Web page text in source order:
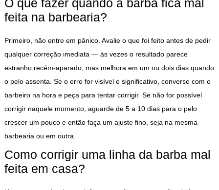
O que fazer quando a barba fica mal
feita na barbearia?
Primeiro, não entre em pânico. Avalie o que foi feito antes de pedir
qualquer correção imediata — às vezes o resultado parece
estranho recém-aparado, mas melhora em um ou dois dias quando
o pelo assenta. Se o erro for visível e significativo, converse com o
barbeiro na hora e peça para tentar corrigir. Se não for possível
corrigir naquele momento, aguarde de 5 a 10 dias para o pelo
crescer um pouco e então faça um ajuste fino, seja na mesma
barbearia ou em outra.
Como corrigir uma linha da barba mal
feita em casa?